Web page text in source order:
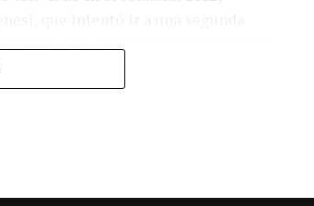
Inter, pero se terminó llevando una